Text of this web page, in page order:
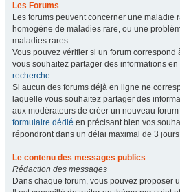
Les Forums
Les forums peuvent concerner une maladie
homogène de maladies rare, ou une
maladies rares.
Vous pouvez vérifier si un forum
vous souhaitez partager des informations
recherche.
Si aucun des forums déjà en ligne ne
laquelle vous souhaitez partager des
aux modérateurs de créer un nouveau
formulaire dédié en précisant bien vos
répondront dans un délai maximal de 3
Le contenu des messages publics
Rédaction des messages
Dans chaque forum, vous pouvez proposer